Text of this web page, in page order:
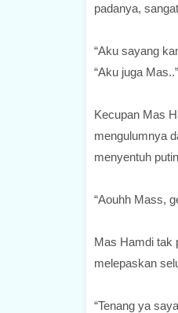
padanya,
“Aku sayang
“Aku juga
Kecupan Mas
mengulumnya
menyentuh
“Aouhh Mass,
Mas Hamdi tak
melepaskan
“Tenang ya